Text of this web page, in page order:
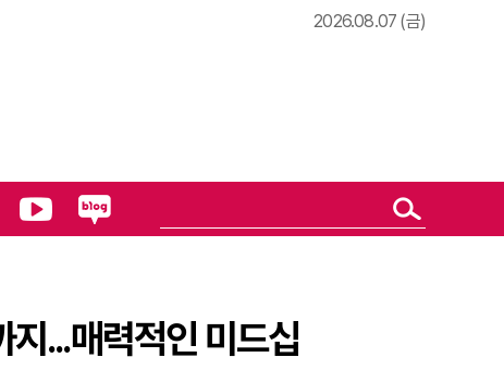
2026.08.07 (금)
카의 세계
지...매력적인 미드십